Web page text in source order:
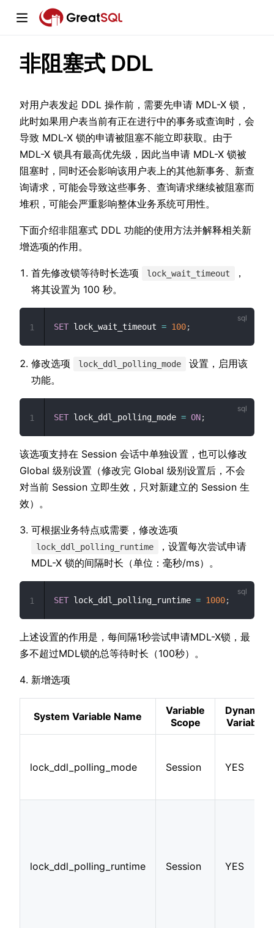
非阻塞式 DDL
对用户表发起 DDL 操作前，需要先申请 MDL-X 锁，
此时如果用户表当前有正在进行中的事务或查询时，会
导致 MDL-X 锁的申请被阻塞不能立即获取。由于
MDL-X 锁具有最高优先级，因此当申请 MDL-X 锁被
阻塞时，同时还会影响该用户表上的其他新事务、新查
询请求，可能会导致这些事务、查询请求继续被阻塞而
堆积，可能会严重影响整体业务系统可用性。
下面介绍非阻塞式 DDL 功能的使用方法并解释相关新
增选项的作用。
首先修改锁等待时长选项 lock_wait_timeout
，
将其设置为 100 秒。
SET lock_wait_timeout = 100;
1
修改选项 lock_ddl_polling_mode
设置，启用该
功能。
SET lock_ddl_polling_mode = ON;
1
该选项支持在 Session 会话中单独设置，也可以修改
Global 级别设置（修改完 Global 级别设置后，不会
对当前 Session 立即生效，只对新建立的 Session 生
效）。
可根据业务特点或需要，修改选项
lock_ddl_polling_runtime
，设置每次尝试申请
MDL-X 锁的间隔时长（单位：毫秒/ms）。
SET lock_ddl_polling_runtime = 1000;
1
上述设置的作用是，每间隔1秒尝试申请MDL-X锁，最
多不超过MDL锁的总等待时长（100秒）。
新增选项
System Variable Name
Variable
Scope
Dynamic
Variable
lock_ddl_polling_mode Session YES
lock_ddl_polling_runtime Session YES